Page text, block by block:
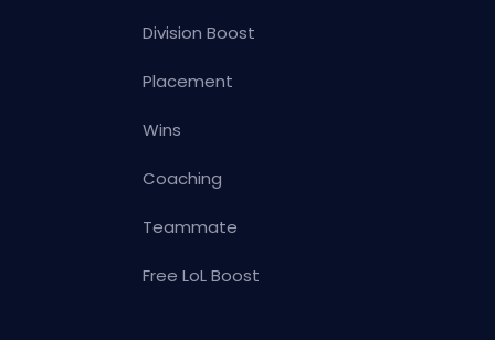
Division Boost
Placement
Wins
Coaching
Teammate
Free LoL Boost